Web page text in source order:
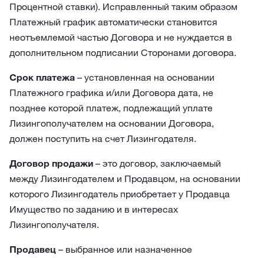
Процентной ставки). Исправленный таким образом
Платежный график автоматически становится
неотъемлемой частью Договора и не нуждается в
дополнительном подписании Сторонами договора.
Срок платежа – установленная на основании
Платежного графика и/или Договора дата, не
позднее которой платеж, подлежащий уплате
Лизингополучателем на основании Договора,
должен поступить на счет Лизингодателя.
Договор продажи – это договор, заключаемый
между Лизингодателем и Продавцом, на основании
которого Лизингодатель приобретает у Продавца
Имущество по заданию и в интересах
Лизингополучателя.
Продавец – выбранное или назначенное